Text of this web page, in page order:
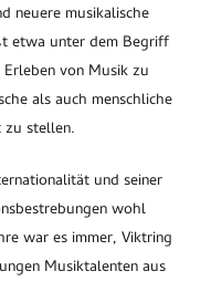
neuere musikalische
etwa unter dem Begriff
von Musik zu
als auch menschliche
stellen.
und seiner
wohl
war es immer, Viktring
Musiktalenten aus